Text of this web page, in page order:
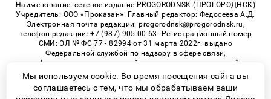
Наименование: сетевое издание PROGORODNSK (ПРОГОРОДНСК)
Учредитель: ООО «Проказан». Главный редактор: Федосеева А.Д.
Электронная почта редакции: progorodnsk@progorodnsk.ru,
телефон редакции: +7 (987) 905-00-63. Регистрационный номер
СМИ: ЭЛ № ФС 77 - 82994 от 31 марта 2022г. выдано
Федеральной службой по надзору в сфере связи,
информационных технологий и массовых коммуникаций.
Возрастная категория сайта 16+.
Мы используем cookie. Во время посещения сайта вы
соглашаетесь с тем, что мы обрабатываем ваши